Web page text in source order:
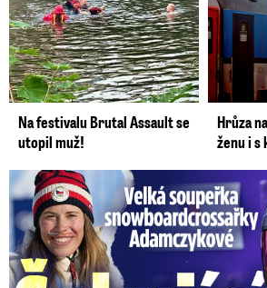
Na festivalu Brutal Assault se
utopil muž!
Hrůza
ženu i s
Velká soupeřka Adamczykové: Šokující